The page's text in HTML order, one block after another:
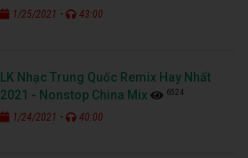
1/25/2021 - 43:00
LK Nhạc Trung Quốc Remix Hay Nhất
2021 - Nonstop China Mix
6524
1/24/2021 - 40:00